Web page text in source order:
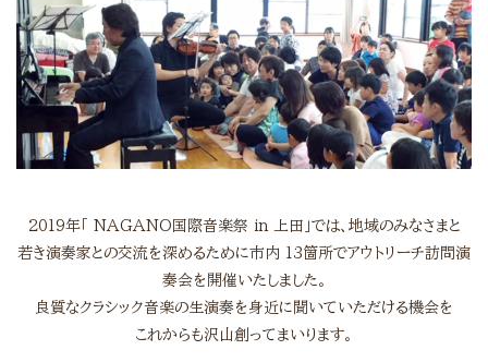
2019年「 NAGANO 国際音楽祭 in
上田」では、地域のみなさまと
若き演奏家との交流を深めるために市内
13箇所でアウトリーチ訪問演
奏会を開催いたしました。
良質なクラシック音楽の生演奏を身近に聞いていただける機会を
これからも沢山創ってまいります。